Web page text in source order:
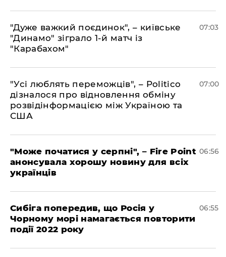
"Дуже важкий поєдинок", – київське
"Динамо" зіграло 1-й матч із
"Карабахом"
07:03
"Усі люблять переможців", – Politico
дізналося про відновлення обміну
розвідінформацією між Україною та
США
07:00
"Може початися у серпні", – Fire Point
анонсувала хорошу новину для всіх
українців
06:56
Сибіга попередив, що Росія у
Чорному морі намагається повторити
події 2022 року
06:55